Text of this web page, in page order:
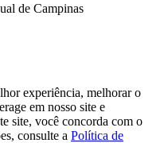
de Campinas
experiência, melhorar o
em nosso site e
site, você concorda com o
consulte a Política de